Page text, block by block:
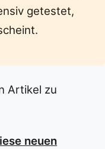
getestet,
Artikel zu
neuen